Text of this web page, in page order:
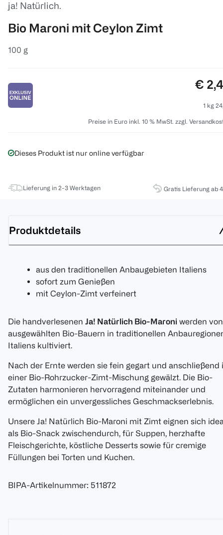
ja! Natürlich.
Bio Maroni mit Ceylon Zimt
100 g
€
1 kg
Preise in Euro inkl. 10 % MwSt. zzgl.
Dieses Produkt ist nur online verfügbar
Lieferung in 2-3 Werktagen Gratis Lieferung ab
Produktdetails
aus den traditionellen Anbaugebieten Italiens
sofort zum Genießen
mit Ceylon-Zimt verfeinert
Die handverlesenen Ja! Natürlich Bio-Maroni werden von
ausgewählten Bio-Bauern in traditionellen
Italiens kultiviert.
Nach der Ernte werden sie fein gegart und anschließend
einer Bio-Rohrzucker-Zimt-Mischung gewälzt. Die Bio-
Zutaten harmonieren hervorragend miteinander und
ermöglichen ein unvergessliches Geschmackserlebnis.
Unsere Ja! Natürlich Bio-Maroni mit Zimt eignen sich
als Bio-Snack zwischendurch, für Suppen, herzhafte
Fleischgerichte, köstliche Desserts sowie für cremige
Füllungen bei Torten und Kuchen.
BIPA-Artikelnummer: 511872